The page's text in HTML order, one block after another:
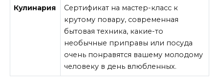
Кулинария
Сертификат на мастер-класс к
крутому повару, современная
бытовая техника, какие-то
необычные приправы или посуда
очень понравятся вашему молодому
человеку в день влюбленных.